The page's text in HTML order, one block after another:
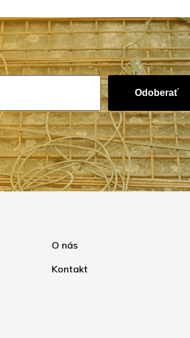
Odoberať
O nás
Kontakt